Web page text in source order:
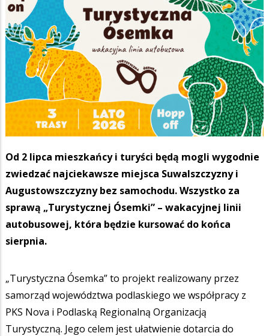
Od 2 lipca mieszkańcy i turyści będą mogli wygodnie
zwiedzać najciekawsze miejsca Suwalszczyzny i
Augustowszczyzny bez samochodu. Wszystko za
sprawą „Turystycznej Ósemki” – wakacyjnej linii
autobusowej, która będzie kursować do końca
sierpnia.
„Turystyczna Ósemka” to projekt realizowany przez
samorząd województwa podlaskiego we współpracy z
PKS Nova i Podlaską Regionalną Organizacją
Turystyczną. Jego celem jest ułatwienie dotarcia do